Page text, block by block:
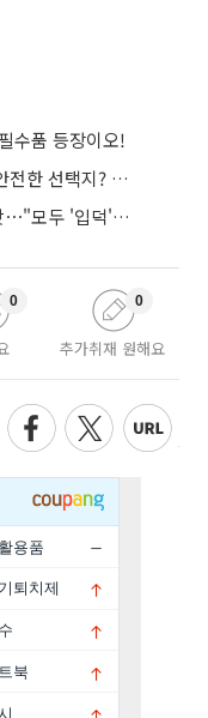
수품 등장이오!
이것저것 '다 되는' 스트레이 키즈⋯"안전한 선택지? 도전이 재밌죠"
나우즈, 올여름 물들일 '제로섹시'의 맛⋯"모두 '입덕'시킬 것"
0
추가취재 원해요
0